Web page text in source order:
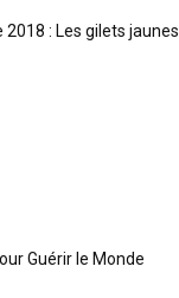
2018 : Les gilets jaunes
Guérir le Monde